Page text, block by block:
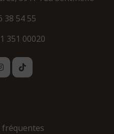
38 54 55
351 00020
fréquentes